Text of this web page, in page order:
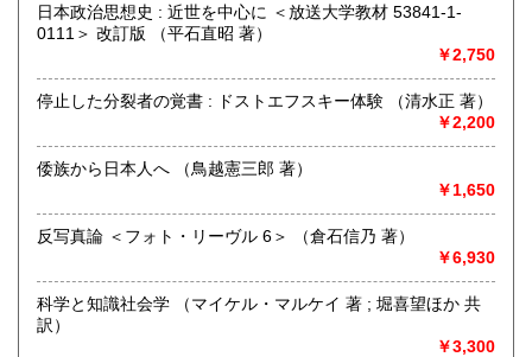
沿線名：-
最寄駅：-
定休日：-
〈 人文書・美術書・専門書 〉
☎買取受付フリーダイヤル 0120-989-307
日本政治思想史 : 近世を中心に ＜放送大学教材 53841-1-
0111＞ 改訂版 （平石直昭 著）
￥2,750
停止した分裂者の覚書 : ドストエフスキー体験 （清水正 著）
￥2,200
倭族から日本人へ （鳥越憲三郎 著）
￥1,650
反写真論 ＜フォト・リーヴル 6＞ （倉石信乃 著）
￥6,930
科学と知識社会学 （マイケル・マルケイ 著 ; 堀喜望ほか 共
訳）
￥3,300